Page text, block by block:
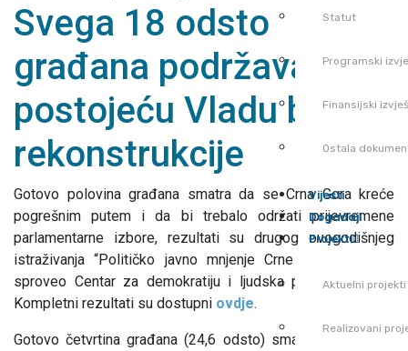
Statut
Programski
Finansijski
Ostala
Vijesti
Događaji
Projekti
Aktuelni projekti
Realizovani
Svega 18 odsto
građana podržava
postojeću Vladu bez
rekonstrukcije
Gotovo polovina građana smatra da se Crna Gora kreće
pogrešnim putem i da bi trebalo održati prijevremene
parlamentarne izbore, rezultati su drugog ovogodišnjeg
istraživanja “Političko javno mnjenje Crne Gore” koje je
sproveo Centar za demokratiju i ljudska prava (CEDEM).
Kompletni rezultati su dostupni ovdje.
Gotovo četvrtina građana (24,6 odsto) smatra da se Crna